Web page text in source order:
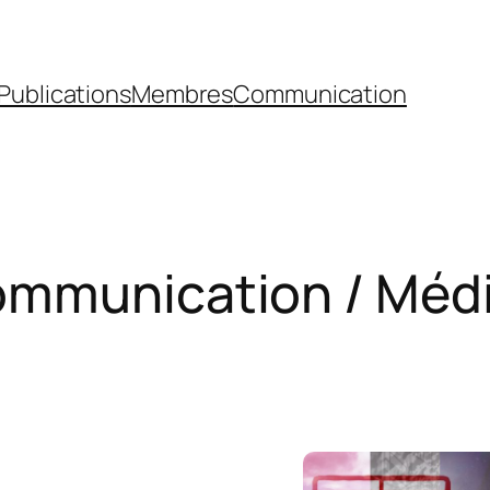
MembresCommunication
/